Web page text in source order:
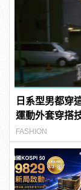
日系型男都穿
運動外套穿搭
FASHION